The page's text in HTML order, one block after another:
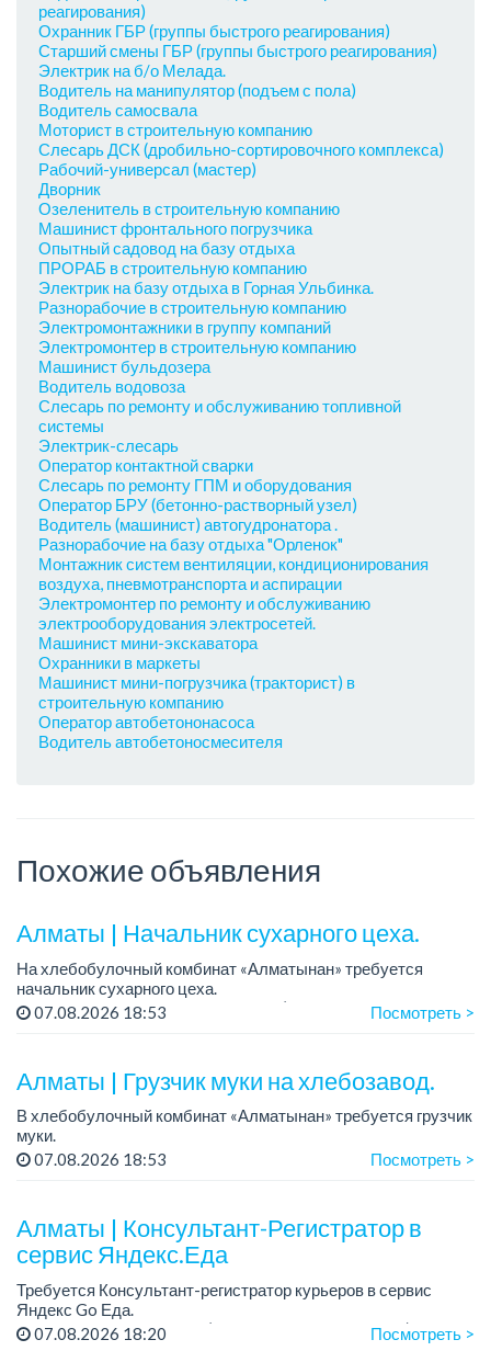
реагирования)
Охранник ГБР (группы быстрого реагирования)
Старший смены ГБР (группы быстрого реагирования)
Электрик на б/о Мелада.
Водитель на манипулятор (подъем с пола)
Водитель самосвала
Моторист в строительную компанию
Слесарь ДСК (дробильно-сортировочного комплекса)
Рабочий-универсал (мастер)
Дворник
Озеленитель в строительную компанию
Машинист фронтального погрузчика
Опытный садовод на базу отдыха
ПРОРАБ в строительную компанию
Электрик на базу отдыха в Горная Ульбинка.
Разнорабочие в строительную компанию
Электромонтажники в группу компаний
Электромонтер в строительную компанию
Машинист бульдозера
Водитель водовоза
Слесарь по ремонту и обслуживанию топливной
системы
Электрик-слесарь
Оператор контактной сварки
Слесарь по ремонту ГПМ и оборудования
Оператор БРУ (бетонно-растворный узел)
Водитель (машинист) автогудронатора .
Разнорабочие на базу отдыха "Орленок"
Монтажник систем вентиляции, кондиционирования
воздуха, пневмотранспорта и аспирации
Электромонтер по ремонту и обслуживанию
электрооборудования электросетей.
Машинист мини-экскаватора
Охранники в маркеты
Машинист мини-погрузчика (тракторист) в
строительную компанию
Оператор автобетононасоса
Водитель автобетоносмесителя
Похожие объявления
Алматы | Начальник сухарного цеха.
На хлебобулочный комбинат «Алматынан» требуется
начальник сухарного цеха.
Зарплата: от 300 000 тенге на руки (обсуждается на
Требования: оп...
07.08.2026 18:53 Посмотреть >
Алматы | Грузчик муки на хлебозавод.
В хлебобулочный комбинат «Алматынан» требуется грузчик
муки.
График работы: 5/2, с 09.00 до 18.00.
07.08.2026 18:53 Посмотреть >
Алматы | Консультант-Регистратор в
сервис Яндекс.Еда
Требуется Консультант-регистратор курьеров в сервис
Яндекс Go Еда.
Условия: работа в офисе (Абылай хана - Макатаева).
07.08.2026 18:20 Посмотреть >